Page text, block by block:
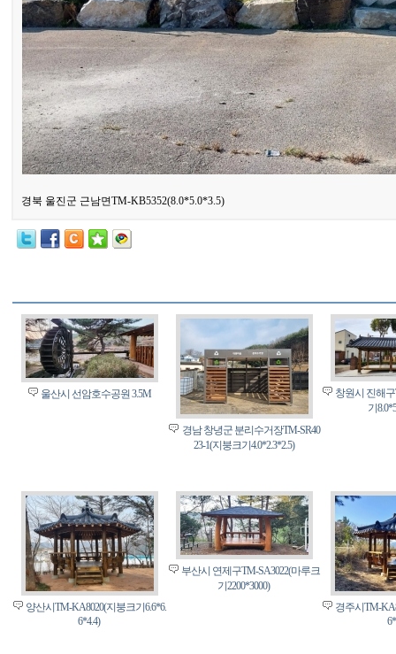
경북 울진군 근남면TM-KB5352(8.0*5.0*3.5)
울산시 선암호수공원 3.5M
경남 창녕군 분리수거장TM-SR40
23-1(지붕크기4.0*2.3*2.5)
창원시 진해
기
양산시TM-KA8020(지붕크기6.6*6.
6*4.4)
부산시 연제구TM-SA3022(마루크
기2200*3000)
경주시TM-